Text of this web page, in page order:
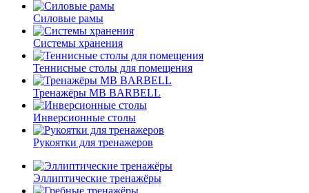
Силовые рамы
Системы хранения
Теннисные столы для помещения
Тренажёры MB BARBELL
Инверсионные столы
Рукоятки для тренажеров
Эллиптические тренажёры